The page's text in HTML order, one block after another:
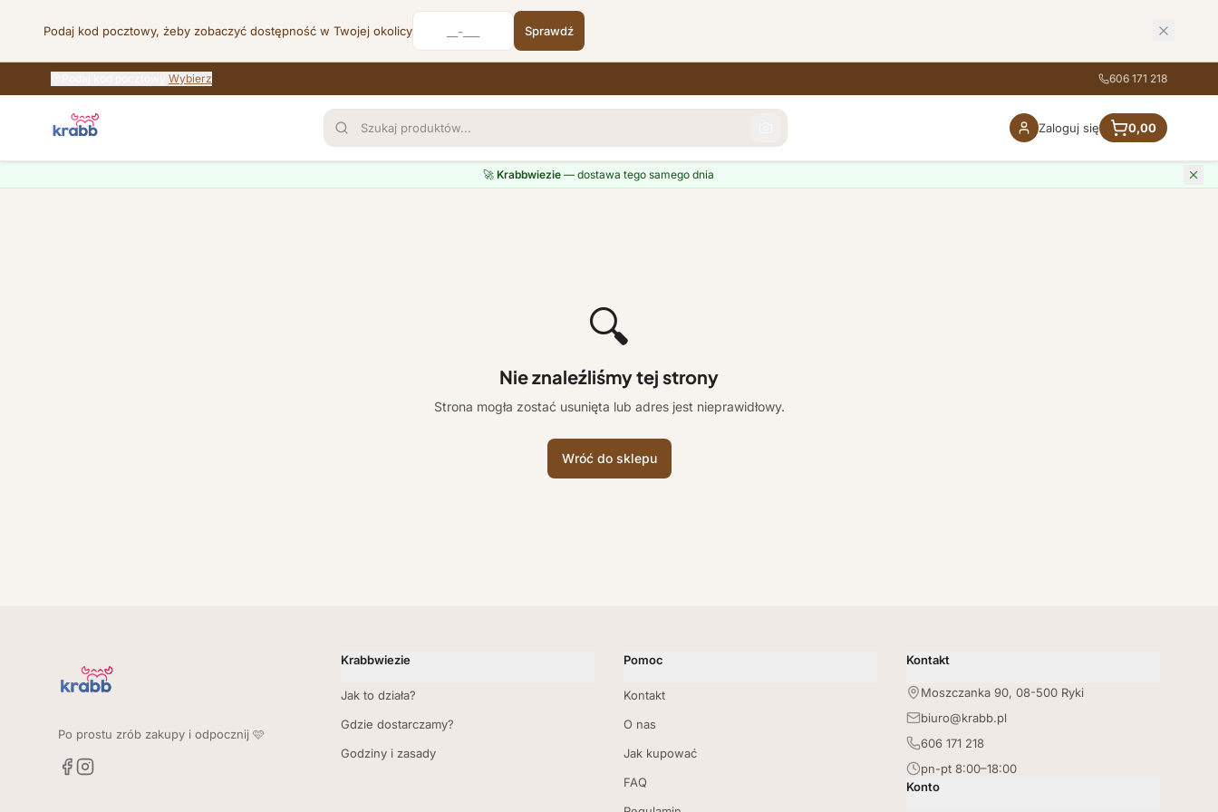
Podaj kod pocztowy, żeby zobaczyć dostępność w Twojej okolicy Sprawdź
Wybierz 606 171 218
Zaloguj się 0,00
🚀 Krabbwiezie— dostawa tego samego dnia
🔍
Nie znaleźliśmy tej strony
Strona mogła zostać usunięta lub adres jest nieprawidłowy.
Wróć do sklepu
Po prostu zrób zakupy i odpocznij 🩷
Krabbwiezie
Jak to działa?
Gdzie dostarczamy?
Godziny i zasady
Pomoc
Kontakt
O nas
Jak kupować
FAQ
Kontakt
Moszczanka 90, 08-500 Ryki
biuro@krabb.pl
606 171 218
pn-pt 8:00–18:00
Konto